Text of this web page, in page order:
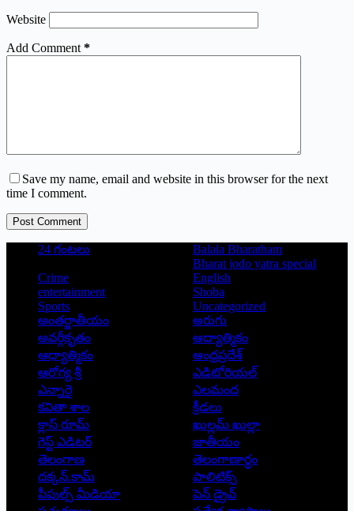
Website
Add Comment *
Save my name, email and website in this browser for the next
time I comment.
Post Comment
24 గంటలు
Balala Bharatham
Bharat jodo yatra special
Crime
English
entertainment
Shoba
Sports
Uncategorized
అంతర్జాతీయం
అరుగు
అవర్గీకృతం
ఆద్యాత్మికం
ఆధ్యాత్మికం
ఆంధ్రప్రదేశ్
ఆరోగ్య శ్రీ
ఎడిటోరియల్
ఎన్నారై
ఎలమంద
కవితా శాల
క్రీడలు
క్లాస్ రూమ్
ఖుల్లమ్ ఖుల్లా
గెస్ట్ ఎడిటర్
జాతీయం
తెలంగాణ
తెలంగాణార్థం
దక్కన్.కామ్
పాలిటిక్స్
పీపుల్స్ ‌మీడియా
పెన్ డ్రైవ్